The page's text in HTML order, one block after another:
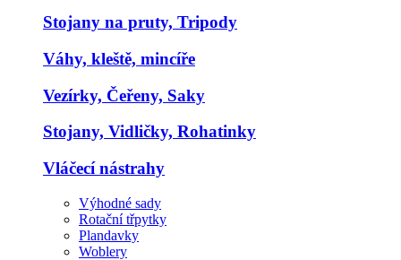
Stojany na pruty, Tripody
Váhy, kleště, mincíře
Vezírky, Čeřeny, Saky
Stojany, Vidličky, Rohatinky
Vláčecí nástrahy
Výhodné sady
Rotační třpytky
Plandavky
Woblery